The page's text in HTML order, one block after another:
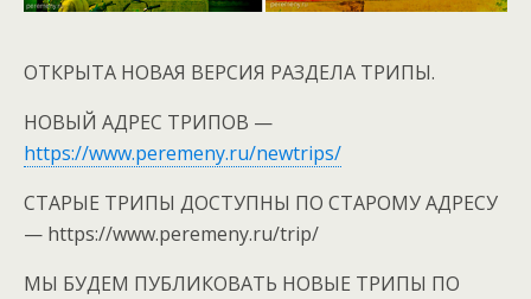
ОТКРЫТА НОВАЯ ВЕРСИЯ РАЗДЕЛА ТРИПЫ.
НОВЫЙ АДРЕС ТРИПОВ —
https://www.peremeny.ru/newtrips/
СТАРЫЕ ТРИПЫ ДОСТУПНЫ ПО СТАРОМУ АДРЕСУ
— https://www.peremeny.ru/trip/
МЫ БУДЕМ ПУБЛИКОВАТЬ НОВЫЕ ТРИПЫ ПО